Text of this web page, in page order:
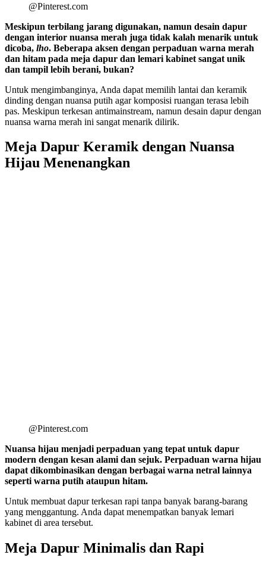
@Pinterest.com
Meskipun terbilang jarang digunakan, namun desain dapur
dengan interior nuansa merah juga tidak kalah menarik untuk
dicoba, lho. Beberapa aksen dengan perpaduan warna merah
dan hitam pada meja dapur dan lemari kabinet sangat unik
dan tampil lebih berani, bukan?
Untuk mengimbanginya, Anda dapat memilih lantai dan keramik
dinding dengan nuansa putih agar komposisi ruangan terasa lebih
pas. Meskipun terkesan antimainstream, namun desain dapur dengan
nuansa warna merah ini sangat menarik dilirik.
Meja Dapur Keramik dengan Nuansa
Hijau Menenangkan
@Pinterest.com
Nuansa hijau menjadi perpaduan yang tepat untuk dapur
modern dengan kesan alami dan sejuk. Perpaduan warna hijau
dapat dikombinasikan dengan berbagai warna netral lainnya
seperti warna putih ataupun hitam.
Untuk membuat dapur terkesan rapi tanpa banyak barang-barang
yang menggantung. Anda dapat menempatkan banyak lemari
kabinet di area tersebut.
Meja Dapur Minimalis dan Rapi